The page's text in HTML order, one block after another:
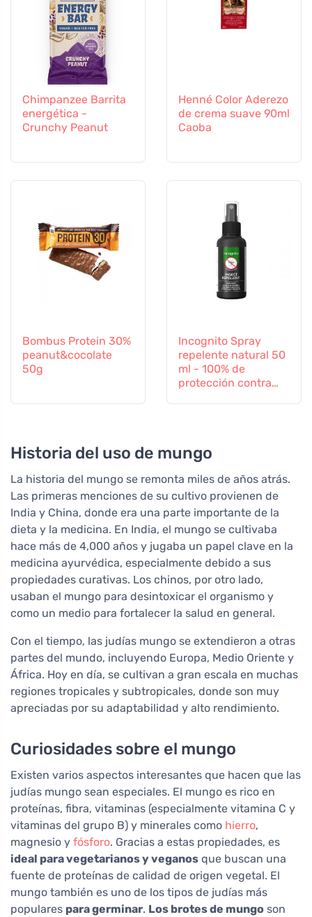
Chimpanzee Barrita
energética -
Crunchy Peanut
Henné Color Aderezo
de crema suave 90ml
Caoba
Bombus Protein 30%
peanut&cocolate
50g
Incognito Spray
repelente natural 50
ml - 100% de
protección contra
Historia del uso de mungo
La historia del mungo se remonta miles de años atrás.
Las primeras menciones de su cultivo provienen de
India y China, donde era una parte importante de la
dieta y la medicina. En India, el mungo se cultivaba
hace más de 4,000 años y jugaba un papel clave en la
medicina ayurvédica, especialmente debido a sus
propiedades curativas. Los chinos, por otro lado,
usaban el mungo para desintoxicar el organismo y
como un medio para fortalecer la salud en general.
Con el tiempo, las judías mungo se extendieron a otras
partes del mundo, incluyendo Europa, Medio Oriente y
África. Hoy en día, se cultivan a gran escala en muchas
regiones tropicales y subtropicales, donde son muy
apreciadas por su adaptabilidad y alto rendimiento.
Curiosidades sobre el mungo
Existen varios aspectos interesantes que hacen que las
judías mungo sean especiales. El mungo es rico en
proteínas, fibra, vitaminas (especialmente vitamina C y
vitaminas del grupo B) y minerales como hierro,
magnesio y fósforo. Gracias a estas propiedades, es
ideal para vegetarianos y veganos que buscan una
fuente de proteínas de calidad de origen vegetal. El
mungo también es uno de los tipos de judías más
populares para germinar. Los brotes de mungo son